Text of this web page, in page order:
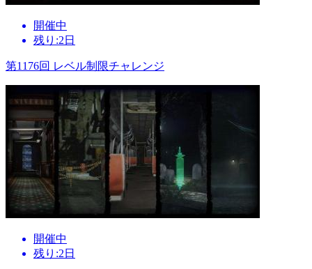
開催中
残り:2日
第1176回 レベル制限チャレンジ
開催中
残り:2日